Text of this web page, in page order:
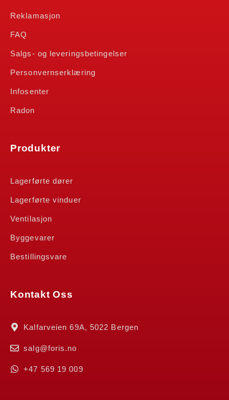
Reklamasjon
FAQ
Salgs- og leveringsbetingelser
Personvernserklæring
Infosenter
Radon
Produkter
Lagerførte dører
Lagerførte vinduer
Ventilasjon
Byggevarer
Bestillingsvare
Kontakt Oss
Kalfarveien 69A, 5022 Bergen
salg@foris.no
+47 569 19 009